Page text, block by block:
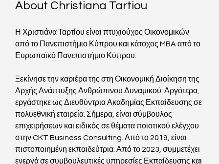
About Christiana Tartiou
Η Χριστιάνα Ταρτίου είναι πτυχιούχος Οικονομικών
από το Πανεπιστήμιο Κύπρου και κάτοχος MBA από το
Ευρωπαϊκό Πανεπιστήμιο Κύπρου.
Ξεκίνησε την καριέρα της στη Οικονομική Διοίκηση της
Αρχής Ανάπτυξης Ανθρώπινου Δυναμικού. Αργότερα,
εργάστηκε ως Διευθύντρια Ακαδημίας Εκπαίδευσης σε
πολυεθνική εταιρεία. Σήμερα, είναι σύμβουλος
επιχειρήσεων και ειδικός σε θέματα ποιοτικού ελέγχου
στην CKT Business Consulting. Από το 2019, είναι
πιστοποιημένη εκπαιδεύτρια. Από το 2023, συμμετέχει
ενεργά σε συμβουλευτικές υπηρεσίες Εκπαίδευσης και